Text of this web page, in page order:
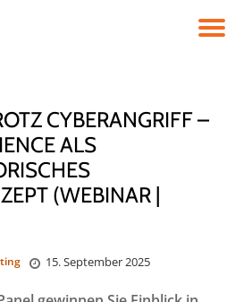
CYBERANGRIFF –
ALS
(WEBINAR |
15. September 2025